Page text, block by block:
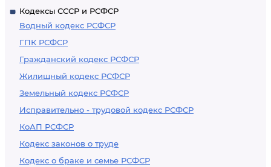
Кодексы СССР и РСФСР
Водный кодекс РСФСР
ГПК РСФСР
Гражданский кодекс РСФСР
Жилищный кодекс РСФСР
Земельный кодекс РСФСР
Исправительно - трудовой кодекс РСФСР
КоАП РСФСР
Кодекс законов о труде
Кодекс о браке и семье РСФСР